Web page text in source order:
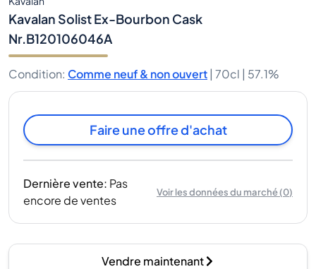
Kavalan Solist Ex-Bourbon Cask
Nr.B120106046A
Condition: Comme neuf & non ouvert | 70cl | 57.1%
Faire une offre d'achat
Dernière vente: Pas
encore de ventes
Voir les données du marché(0)
Vendre maintenant